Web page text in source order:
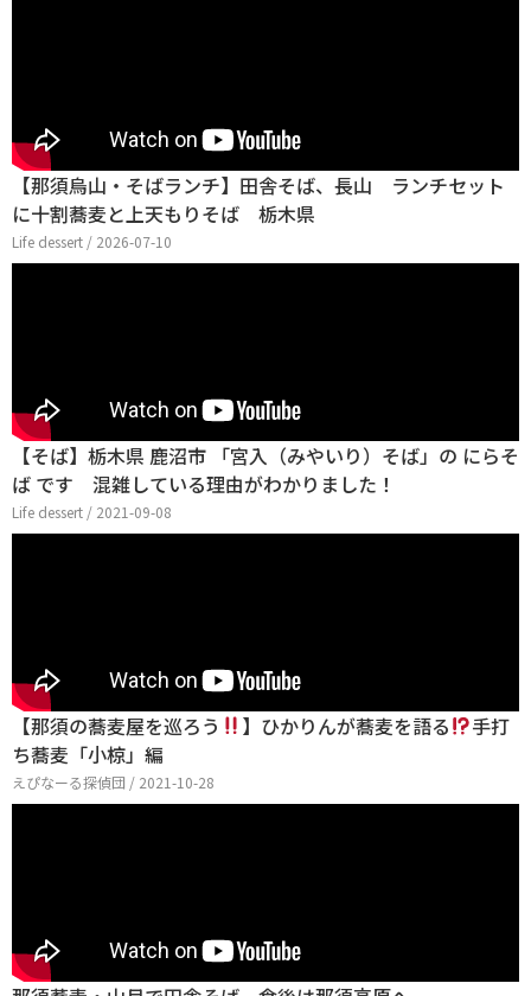
【那須烏山・そばランチ】田舎そば、長山 ランチセット
に十割蕎麦と上天もりそば 栃木県
Life dessert / 2026-07-10
【そば】栃木県 鹿沼市 「宮入（みやいり）そば」の にらそ
ば です 混雑している理由がわかりました！
Life dessert / 2021-09-08
【那須の蕎麦屋を巡ろう 】ひかりんが蕎麦を語る
手打
ち蕎麦「小椋」編
えぴなーる探偵団 / 2021-10-28